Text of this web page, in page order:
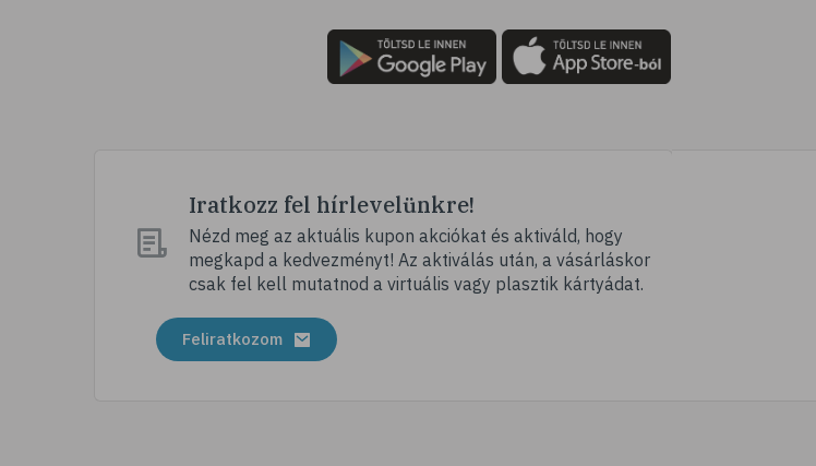
Iratkozz fel hírlevelünkre!
Nézd meg az aktuális kupon akciókat és aktiváld, hogy
megkapd a kedvezményt! Az aktiválás után, a vásárláskor
csak fel kell mutatnod a virtuális vagy plasztik kártyádat.
Feliratkozom